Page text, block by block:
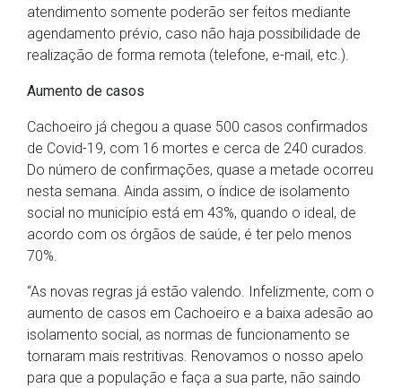
atendimento somente poderão ser feitos mediante
agendamento prévio, caso não haja possibilidade de
realização de forma remota (telefone, e-mail, etc.).
Aumento de casos
Cachoeiro já chegou a quase 500 casos confirmados
de Covid-19, com 16 mortes e cerca de 240 curados.
Do número de confirmações, quase a metade ocorreu
nesta semana. Ainda assim, o índice de isolamento
social no município está em 43%, quando o ideal, de
acordo com os órgãos de saúde, é ter pelo menos
70%.
“As novas regras já estão valendo. Infelizmente, com o
aumento de casos em Cachoeiro e a baixa adesão ao
isolamento social, as normas de funcionamento se
tornaram mais restritivas. Renovamos o nosso apelo
para que a população e faça a sua parte, não saindo